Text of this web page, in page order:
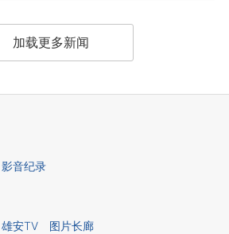
加载更多新闻
影音纪录
雄安TV 图片长廊